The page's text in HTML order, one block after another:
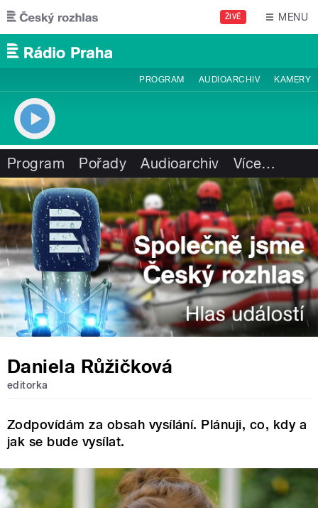
Přejít k hlavnímu obsahu
ŽIVĚ MENU
PROGRAM AUDIOARCHIV KAMERY
Program Pořady Audioarchiv Více…
Daniela Růžičková
editorka
Zodpovídám za obsah vysílání. Plánuji, co, kdy a
jak se bude vysílat.